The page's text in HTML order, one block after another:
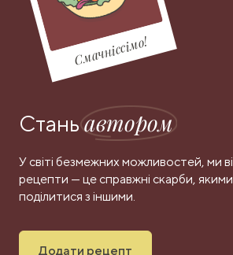
Смачніссімо!
Станьавтором
У світі безмежних можливостей, ми
рецепти — це справжні скарби,
поділитися з іншими.
Додати рецепт